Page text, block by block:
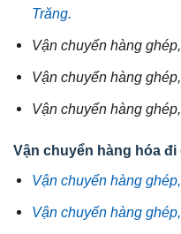
Trăng.
Vận chuyển hàng
Vận chuyển hàng
Vận chuyển hàng
Vận chuyển hàng hóa
Vận chuyển hàng
Vận chuyển hàng